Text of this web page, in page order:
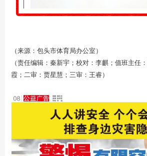
（来源：包头市体育局办公室）
（责任编辑：秦新宇；校对：李麒；值班主任
霞；二审：贾星慧；三审：王睿）